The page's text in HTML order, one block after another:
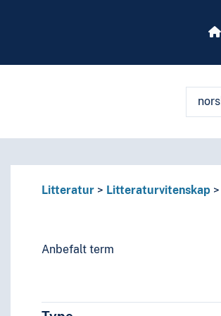
ulike måter
Litteratur Litteraturvitenskap
Anbefalt term